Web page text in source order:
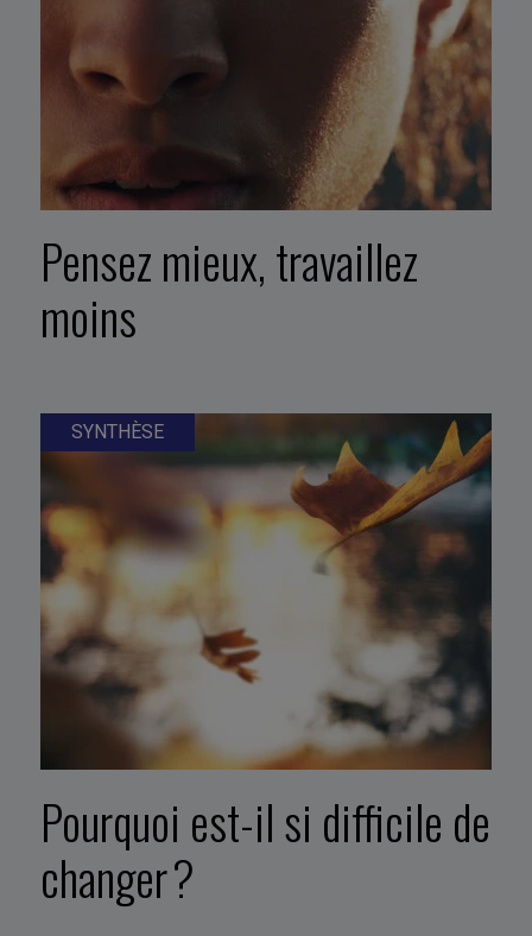
Pensez mieux, travaillez
moins
SYNTHÈSE
Pourquoi est-il si difficile de
changer ?